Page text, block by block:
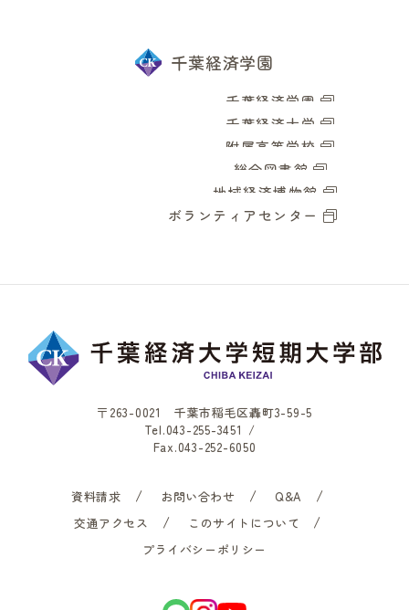
千葉経済学園
千葉経済学園
千葉経済大学
附属高等学校
総合図書館
地域経済博物館
ボランティアセンター
〒263-0021 千葉市稲毛区轟町3-59-5
Tel.043-255-3451 /
Fax.043-252-6050
資料請求 お問い合わせ
Q&A
交通アクセス
このサイトについて
プライバシーポリシー